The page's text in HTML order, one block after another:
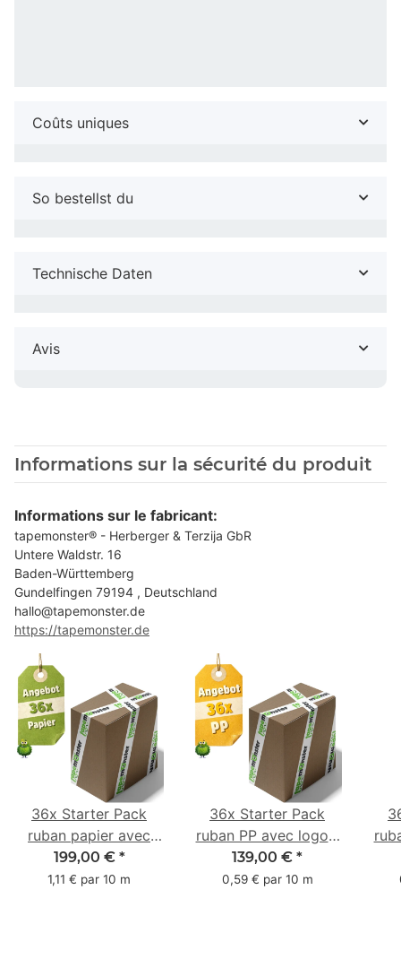
Coûts uniques
So bestellst du
Technische Daten
Avis
Informations sur la sécurité du produit
Informations sur le fabricant:
tapemonster® - Herberger & Terzija GbR
Untere Waldstr. 16
Baden-Württemberg
Gundelfingen 79194 , Deutschland
hallo@tapemonster.de
https://tapemonster.de
36x Starter Pack
ruban papier avec
logo - 1 couleur - 50
mm x 50 m -
199,00 € *
1,11 € par 10 m
36x Starter Pack
ruban PP avec logo -
1 couleur - 48 mm x
66 m
139,00 € *
0,59 € par 10 m